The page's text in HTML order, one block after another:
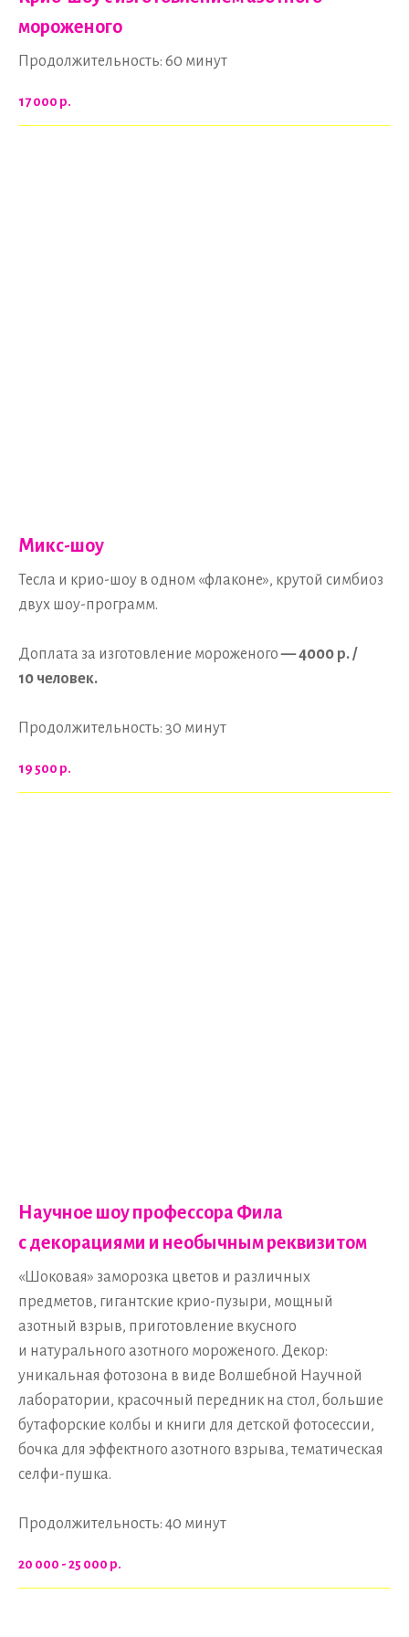
мороженого
Продолжительность: 60 минут
17 000 р.
Микс-шоу
Тесла и крио-шоу в одном «флаконе», крутой симбиоз
двух шоу-программ.
Доплата за изготовление мороженого— 4000 р. /
10 человек.
Продолжительность: 30 минут
19 500 р.
Научное шоу профессора Фила
с декорациями и необычным реквизитом
«Шоковая» заморозка цветов и различных
предметов, гигантские крио-пузыри, мощный
азотный взрыв, приготовление вкусного
и натурального азотного мороженого. Декор:
уникальная фотозона в виде Волшебной Научной
лаборатории, красочный передник на стол, большие
бутафорские колбы и книги для детской фотосессии,
бочка для эффектного азотного взрыва, тематическая
селфи-пушка.
Продолжительность: 40 минут
20 000 - 25 000 р.